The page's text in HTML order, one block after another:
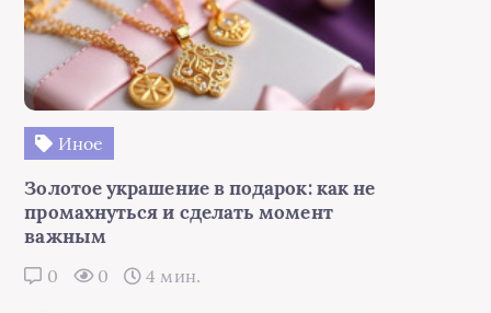
Иное
Золотое украшение в подарок: как не
промахнуться и сделать момент
важным
0 0 4 мин.